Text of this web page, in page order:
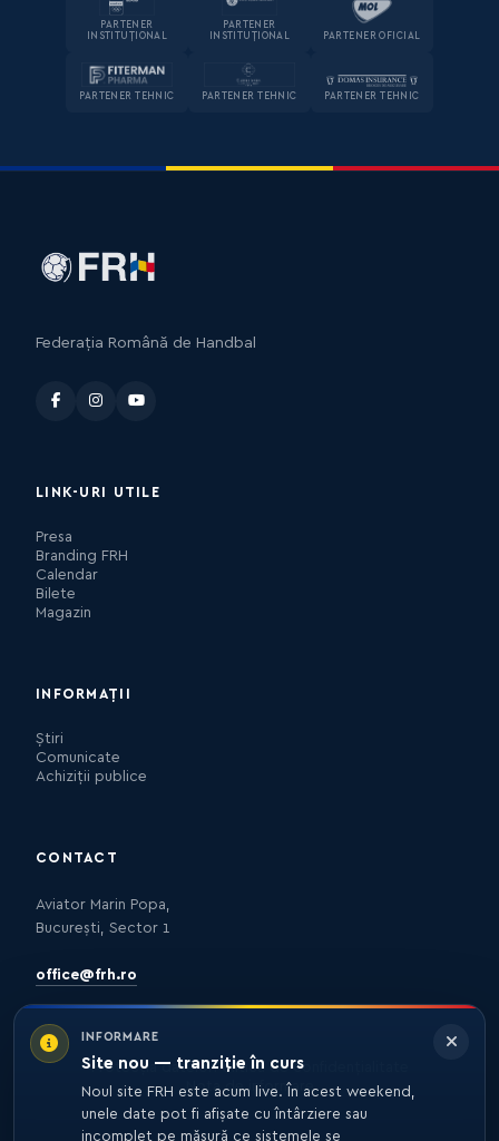
PARTENER
INSTITUȚIONAL
PARTENER
INSTITUȚIONAL
PARTENER OFICIAL
PARTENER TEHNIC PARTENER TEHNIC PARTENER TEHNIC
INFORMARE
Site nou — tranziție în curs
Noul site FRH este acum live. În acest weekend,
unele date pot fi afișate cu întârziere sau
incomplet pe măsură ce sistemele se
Federația Română de Handbal
LINK-URI UTILE
Presa
Branding FRH
Calendar
Bilete
Magazin
INFORMAȚII
Știri
Comunicate
Achiziții publice
CONTACT
Aviator Marin Popa,
București, Sector 1
office@frh.ro
Protecția datelorPolitica de confidențialitate
Nota de informare